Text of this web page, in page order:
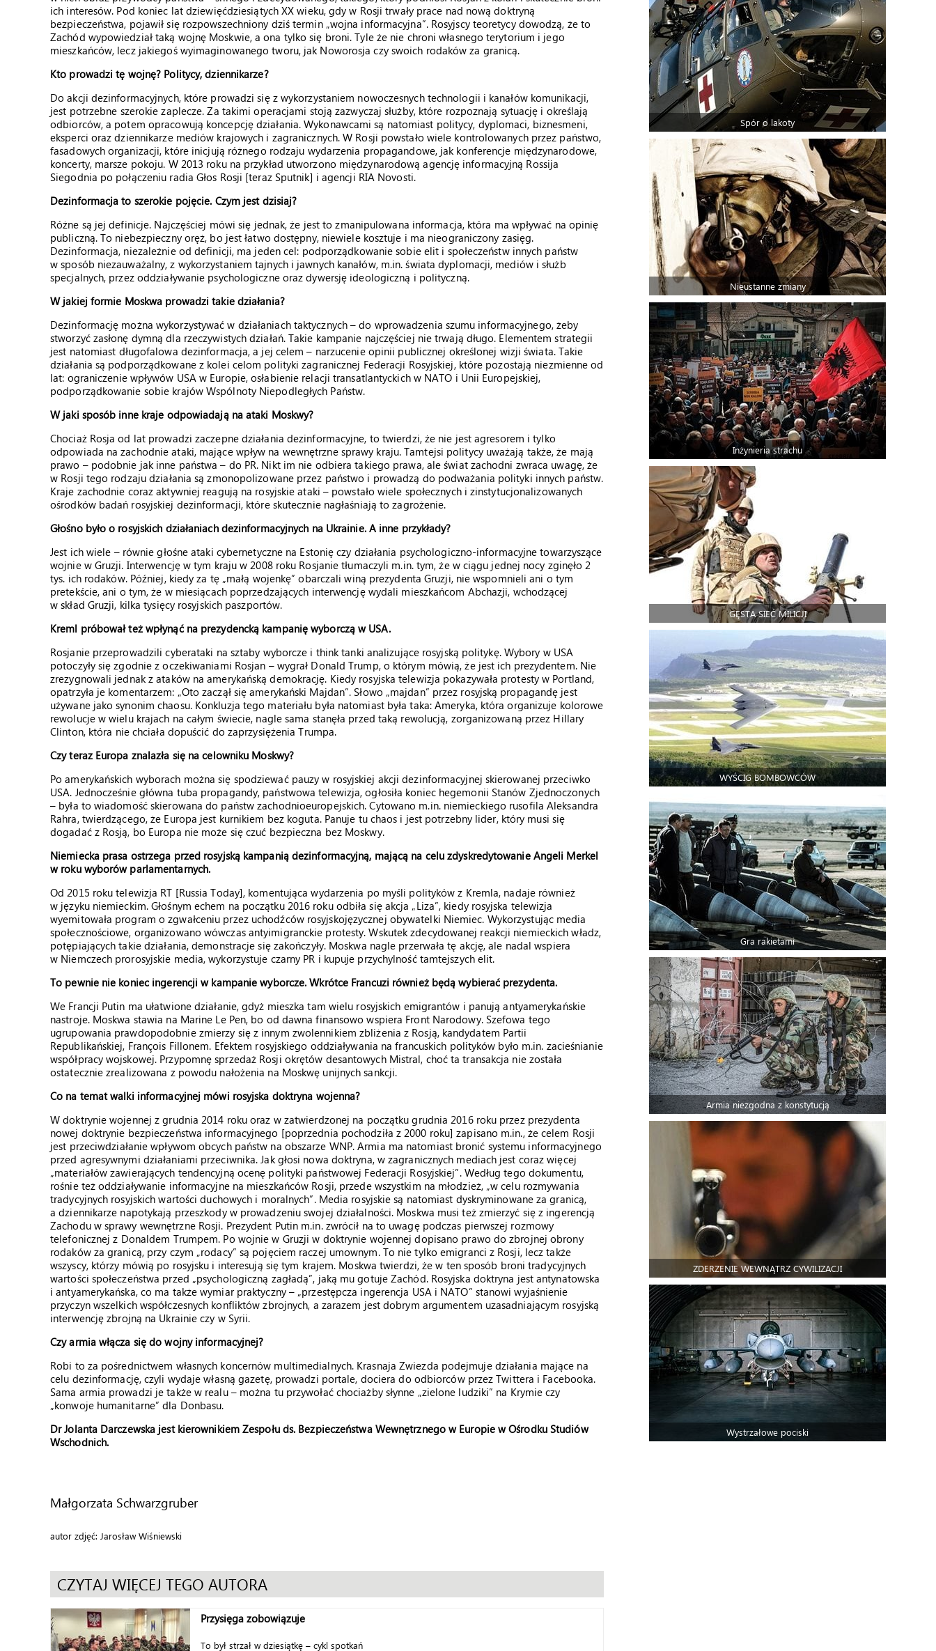
ich interesów. Pod koniec lat dziewięćdziesiątych XX wieku, gdy w Rosji trwały prace nad nową doktryną
bezpieczeństwa, pojawił się rozpowszechniony dziś termin „wojna informacyjna”. Rosyjscy teoretycy dowodzą, że to
Zachód wypowiedział taką wojnę Moskwie, a ona tylko się broni. Tyle że nie chroni własnego terytorium i jego
mieszkańców, lecz jakiegoś wyimaginowanego tworu, jak Noworosja czy swoich rodaków za granicą.
Kto prowadzi tę wojnę? Politycy, dziennikarze?
Do akcji dezinformacyjnych, które prowadzi się z wykorzystaniem nowoczesnych technologii i kanałów komunikacji,
jest potrzebne szerokie zaplecze. Za takimi operacjami stoją zazwyczaj służby, które rozpoznają sytuację i określają
odbiorców, a potem opracowują koncepcję działania. Wykonawcami są natomiast politycy, dyplomaci, biznesmeni,
eksperci oraz dziennikarze mediów krajowych i zagranicznych. W Rosji powstało wiele kontrolowanych przez państwo,
fasadowych organizacji, które inicjują różnego rodzaju wydarzenia propagandowe, jak konferencje międzynarodowe,
koncerty, marsze pokoju. W 2013 roku na przykład utworzono międzynarodową agencję informacyjną Rossija
Siegodnia po połączeniu radia Głos Rosji [teraz Sputnik] i agencji RIA Novosti.
Dezinformacja to szerokie pojęcie. Czym jest dzisiaj?
Różne są jej definicje. Najczęściej mówi się jednak, że jest to zmanipulowana informacja, która ma wpływać na opinię
publiczną. To niebezpieczny oręż, bo jest łatwo dostępny, niewiele kosztuje i ma nieograniczony zasięg.
Dezinformacja, niezależnie od definicji, ma jeden cel: podporządkowanie sobie elit i społeczeństw innych państw
w sposób niezauważalny, z wykorzystaniem tajnych i jawnych kanałów, m.in. świata dyplomacji, mediów i służb
specjalnych, przez oddziaływanie psychologiczne oraz dywersję ideologiczną i polityczną.
W jakiej formie Moskwa prowadzi takie działania?
Dezinformację można wykorzystywać w działaniach taktycznych – do wprowadzenia szumu informacyjnego, żeby
stworzyć zasłonę dymną dla rzeczywistych działań. Takie kampanie najczęściej nie trwają długo. Elementem strategii
jest natomiast długofalowa dezinformacja, a jej celem – narzucenie opinii publicznej określonej wizji świata. Takie
działania są podporządkowane z kolei celom polityki zagranicznej Federacji Rosyjskiej, które pozostają niezmienne od
lat: ograniczenie wpływów USA w Europie, osłabienie relacji transatlantyckich w NATO i Unii Europejskiej,
podporządkowanie sobie krajów Wspólnoty Niepodległych Państw.
W jaki sposób inne kraje odpowiadają na ataki Moskwy?
Chociaż Rosja od lat prowadzi zaczepne działania dezinformacyjne, to twierdzi, że nie jest agresorem i tylko
odpowiada na zachodnie ataki, mające wpływ na wewnętrzne sprawy kraju. Tamtejsi politycy uważają także, że mają
prawo – podobnie jak inne państwa – do PR. Nikt im nie odbiera takiego prawa, ale świat zachodni zwraca uwagę, że
w Rosji tego rodzaju działania są zmonopolizowane przez państwo i prowadzą do podważania polityki innych państw.
Kraje zachodnie coraz aktywniej reagują na rosyjskie ataki – powstało wiele społecznych i zinstytucjonalizowanych
ośrodków badań rosyjskiej dezinformacji, które skutecznie nagłaśniają to zagrożenie.
Głośno było o rosyjskich działaniach dezinformacyjnych na Ukrainie. A inne przykłady?
Jest ich wiele – równie głośne ataki cybernetyczne na Estonię czy działania psychologiczno-informacyjne towarzyszące
wojnie w Gruzji. Interwencję w tym kraju w 2008 roku Rosjanie tłumaczyli m.in. tym, że w ciągu jednej nocy zginęło 2
tys. ich rodaków. Później, kiedy za tę „małą wojenkę” obarczali winą prezydenta Gruzji, nie wspomnieli ani o tym
pretekście, ani o tym, że w miesiącach poprzedzających interwencję wydali mieszkańcom Abchazji, wchodzącej
w skład Gruzji, kilka tysięcy rosyjskich paszportów.
Kreml próbował też wpłynąć na prezydencką kampanię wyborczą w USA.
Rosjanie przeprowadzili cyberataki na sztaby wyborcze i think tanki analizujące rosyjską politykę. Wybory w USA
potoczyły się zgodnie z oczekiwaniami Rosjan – wygrał Donald Trump, o którym mówią, że jest ich prezydentem. Nie
zrezygnowali jednak z ataków na amerykańską demokrację. Kiedy rosyjska telewizja pokazywała protesty w Portland,
opatrzyła je komentarzem: „Oto zaczął się amerykański Majdan”. Słowo „majdan” przez rosyjską propagandę jest
używane jako synonim chaosu. Konkluzja tego materiału była natomiast była taka: Ameryka, która organizuje kolorowe
rewolucje w wielu krajach na całym świecie, nagle sama stanęła przed taką rewolucją, zorganizowaną przez Hillary
Clinton, która nie chciała dopuścić do zaprzysiężenia Trumpa.
Czy teraz Europa znalazła się na celowniku Moskwy?
Po amerykańskich wyborach można się spodziewać pauzy w rosyjskiej akcji dezinformacyjnej skierowanej przeciwko
USA. Jednocześnie główna tuba propagandy, państwowa telewizja, ogłosiła koniec hegemonii Stanów Zjednoczonych
– była to wiadomość skierowana do państw zachodnioeuropejskich. Cytowano m.in. niemieckiego rusofila Aleksandra
Rahra, twierdzącego, że Europa jest kurnikiem bez koguta. Panuje tu chaos i jest potrzebny lider, który musi się
dogadać z Rosją, bo Europa nie może się czuć bezpieczna bez Moskwy.
Niemiecka prasa ostrzega przed rosyjską kampanią dezinformacyjną, mającą na celu zdyskredytowanie Angeli Merkel
w roku wyborów parlamentarnych.
Od 2015 roku telewizja RT [Russia Today], komentująca wydarzenia po myśli polityków z Kremla, nadaje również
w języku niemieckim. Głośnym echem na początku 2016 roku odbiła się akcja „Liza”, kiedy rosyjska telewizja
wyemitowała program o zgwałceniu przez uchodźców rosyjskojęzycznej obywatelki Niemiec. Wykorzystując media
społecznościowe, organizowano wówczas antyimigranckie protesty. Wskutek zdecydowanej reakcji niemieckich władz,
potępiających takie działania, demonstracje się zakończyły. Moskwa nagle przerwała tę akcję, ale nadal wspiera
w Niemczech prorosyjskie media, wykorzystuje czarny PR i kupuje przychylność tamtejszych elit.
To pewnie nie koniec ingerencji w kampanie wyborcze. Wkrótce Francuzi również będą wybierać prezydenta.
We Francji Putin ma ułatwione działanie, gdyż mieszka tam wielu rosyjskich emigrantów i panują antyamerykańskie
nastroje. Moskwa stawia na Marine Le Pen, bo od dawna finansowo wspiera Front Narodowy. Szefowa tego
ugrupowania prawdopodobnie zmierzy się z innym zwolennikiem zbliżenia z Rosją, kandydatem Partii
Republikańskiej, François Fillonem. Efektem rosyjskiego oddziaływania na francuskich polityków było m.in. zacieśnianie
współpracy wojskowej. Przypomnę sprzedaż Rosji okrętów desantowych Mistral, choć ta transakcja nie została
ostatecznie zrealizowana z powodu nałożenia na Moskwę unijnych sankcji.
Co na temat walki informacyjnej mówi rosyjska doktryna wojenna?
W doktrynie wojennej z grudnia 2014 roku oraz w zatwierdzonej na początku grudnia 2016 roku przez prezydenta
nowej doktrynie bezpieczeństwa informacyjnego [poprzednia pochodziła z 2000 roku] zapisano m.in., że celem Rosji
jest przeciwdziałanie wpływom obcych państw na obszarze WNP. Armia ma natomiast bronić systemu informacyjnego
przed agresywnymi działaniami przeciwnika. Jak głosi nowa doktryna, w zagranicznych mediach jest coraz więcej
„materiałów zawierających tendencyjną ocenę polityki państwowej Federacji Rosyjskiej”. Według tego dokumentu,
rośnie też oddziaływanie informacyjne na mieszkańców Rosji, przede wszystkim na młodzież, „w celu rozmywania
tradycyjnych rosyjskich wartości duchowych i moralnych”. Media rosyjskie są natomiast dyskryminowane za granicą,
a dziennikarze napotykają przeszkody w prowadzeniu swojej działalności. Moskwa musi też zmierzyć się z ingerencją
Zachodu w sprawy wewnętrzne Rosji. Prezydent Putin m.in. zwrócił na to uwagę podczas pierwszej rozmowy
telefonicznej z Donaldem Trumpem. Po wojnie w Gruzji w doktrynie wojennej dopisano prawo do zbrojnej obrony
rodaków za granicą, przy czym „rodacy” są pojęciem raczej umownym. To nie tylko emigranci z Rosji, lecz także
wszyscy, którzy mówią po rosyjsku i interesują się tym krajem. Moskwa twierdzi, że w ten sposób broni tradycyjnych
wartości społeczeństwa przed „psychologiczną zagładą”, jaką mu gotuje Zachód. Rosyjska doktryna jest antynatowska
i antyamerykańska, co ma także wymiar praktyczny – „przestępcza ingerencja USA i NATO” stanowi wyjaśnienie
przyczyn wszelkich współczesnych konfliktów zbrojnych, a zarazem jest dobrym argumentem uzasadniającym rosyjską
interwencję zbrojną na Ukrainie czy w Syrii.
Czy armia włącza się do wojny informacyjnej?
Robi to za pośrednictwem własnych koncernów multimedialnych. Krasnaja Zwiezda podejmuje działania mające na
celu dezinformację, czyli wydaje własną gazetę, prowadzi portale, dociera do odbiorców przez Twittera i Facebooka.
Sama armia prowadzi je także w realu – można tu przywołać chociażby słynne „zielone ludziki” na Krymie czy
„konwoje humanitarne” dla Donbasu.
Dr Jolanta Darczewska jest kierownikiem Zespołu ds. Bezpieczeństwa Wewnętrznego w Europie w Ośrodku Studiów
Wschodnich.
Małgorzata Schwarzgruber
autor zdjęć: Jarosław Wiśniewski
CZYTAJ WIĘCEJ TEGO AUTORA
Przysięga zobowiązuje
To był strzał w dziesiątkę – cykl spotkań
Spór o lakoty
Nieustanne zmiany
Inżynieria strachu
GĘSTA SIEĆ MILICJI
WYŚCIG BOMBOWCÓW
Gra rakietami
Armia niezgodna z konstytucją
ZDERZENIE WEWNĄTRZ CYWILIZACJI
Wystrzałowe pociski